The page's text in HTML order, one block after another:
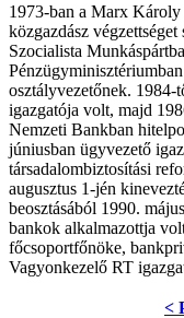
1973-ban a Marx
közgazdász
Szocialista
osztályvezetőnek.
igazgatója volt, majd
Nemzeti Bankban
júniusban ügyvezető
társadalombiztosítási
augusztus 1-jén
beosztásából 1990.
bankok alkalmazottja
főcsoportfőnöke,
Vagyonkezelő RT
<